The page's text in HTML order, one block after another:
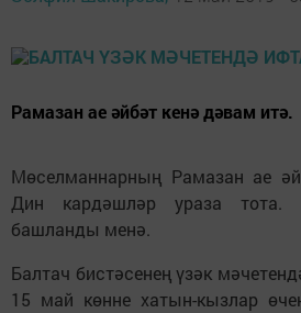
Рамазан ае әйбәт кенә дәвам итә.
Мөселманнарның Рамазан ае
Дин кардәшләр ураза
башланды менә.
Балтач бистәсенең үзәк
15 май көнне хатын-кызлар